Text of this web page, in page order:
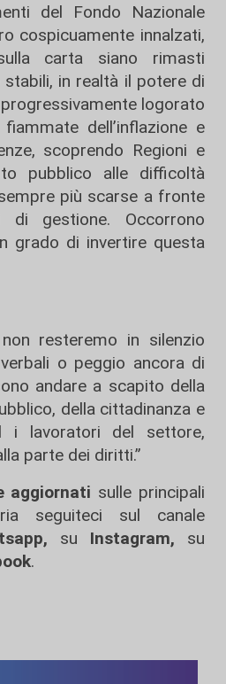
del Fondo Nazionale
cospicuamente innalzati,
carta siano rimasti
in realtà il potere di
logorato
dell’inflazione e
scoprendo Regioni e
pubblico alle difficoltà
più scarse a fronte
gestione. Occorrono
grado di invertire questa
resteremo in silenzio
o peggio ancora di
andare a scapito della
della cittadinanza e
i lavoratori del settore,
parte dei diritti.”
aggiornati sulle principali
seguiteci sul canale
su Instagram, su
.